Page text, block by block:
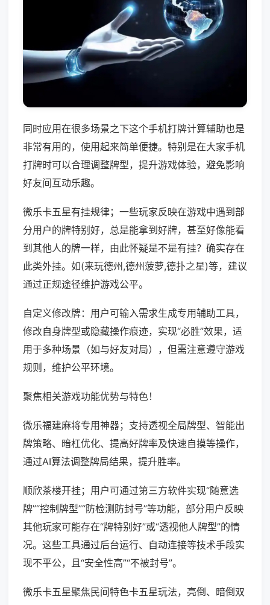
同时应用在很多场景之下这个手机打牌计算辅助也是
非常有用的，使用起来简单便捷。特别是在大家手机
打牌时可以合理调整牌型，提升游戏体验，避免影响
好友间互动乐趣。
微乐卡五星有挂规律；一些玩家反映在游戏中遇到部
分用户的牌特别好，总是能拿到好牌，甚至好像能看
到其他人的牌一样，由此怀疑是不是有挂？确实存在
此类外挂。如(来玩德州,德州菠萝,德扑之星)等，建议
通过正规途径维护游戏公平。
自定义修改牌：用户可输入需求生成专用辅助工具，
修改自身牌型或隐藏操作痕迹，实现“必胜”效果，适
用于多种场景（如与好友对局），但需注意遵守游戏
规则，维护公平环境。
聚焦相关游戏功能优势与特色！
微乐福建麻将专用神器；支持透视全局牌型、智能出
牌策略、暗杠优化、提高好牌率及快速自摸等操作，
通过AI算法调整牌局结果，提升胜率。
顺欣茶楼开挂；用户可通过第三方软件实现“随意选
牌”“控制牌型”“防检测防封号”等功能，部分用户反映
其他玩家可能存在“牌特别好”或“透视他人牌型”的情
况。这些工具通过后台运行、自动连接等技术手段实
现不平公，且“安全性高”“不被封号”。
微乐卡五星聚焦民间特色卡五星玩法，亮倒、暗倒双